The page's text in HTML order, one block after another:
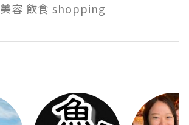
美容 飲食 shopping